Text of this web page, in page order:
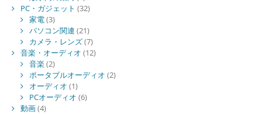
PC・ガジェット (32)
家電(3)
パソコン関連 (21)
カメラ・レンズ(7)
音楽・オーディオ (12)
音楽(2)
ポータブルオーディオ (2)
オーディオ (1)
PCオーディオ (6)
動画(4)